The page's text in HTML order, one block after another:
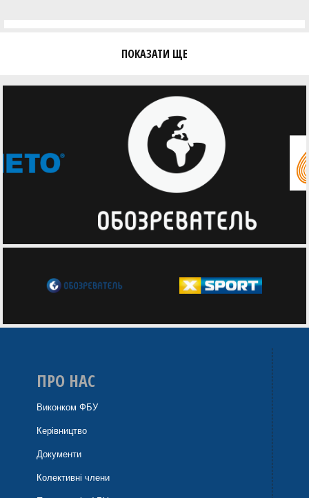
ПОКАЗАТИ ЩЕ
ПРО НАС
Виконком ФБУ
Керівництво
Документи
Колективні члени